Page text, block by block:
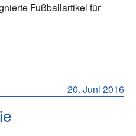
Fußballartikel für
20. Juni 2016